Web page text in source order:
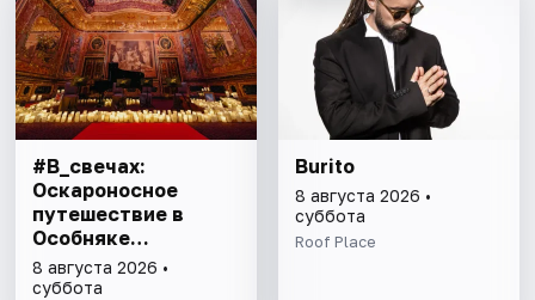
#В_свечах:
Оскароносное
путешествие в
Особняке
Половцова
8 августа 2026 •
суббота
Burito
8 августа 2026 •
суббота
Roof Place